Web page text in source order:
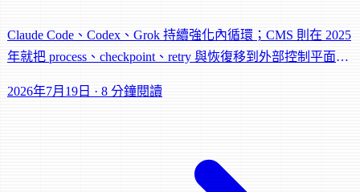
Claude Code、Codex、Grok 持續強化內循環；CMS 則在 2025
年就把 process、checkpoint、retry 與恢復移到外部控制平面。
2026年7月19日 · 8 分鐘閱讀